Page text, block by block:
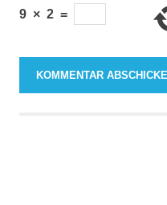
9 × 2 =